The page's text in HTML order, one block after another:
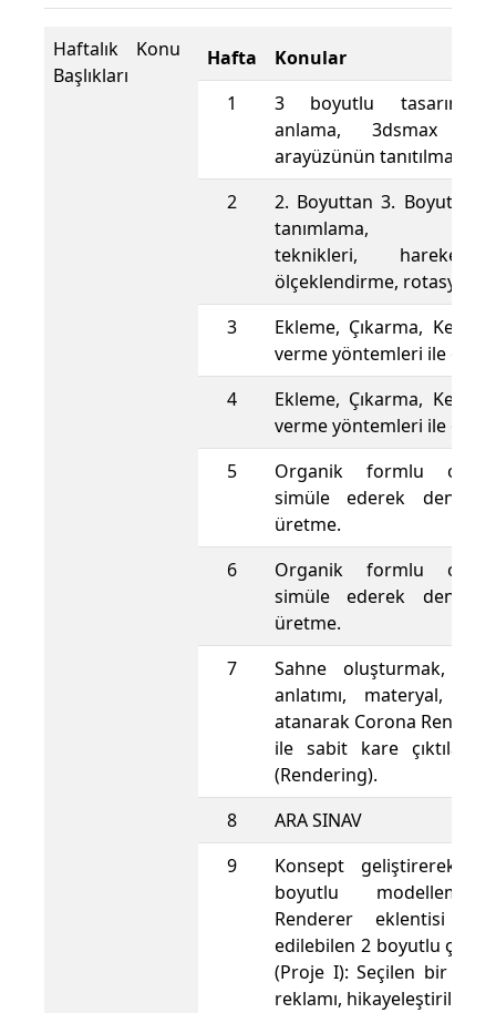
Haftalık Konu
Başlıkları
Hafta
Konular
1
3 boyutlu tasarım
anlama, 3dsmax
arayüzünün tanıtılması.
2
2. Boyuttan 3. Boyuta
tanımlama,
teknikleri, hareket
ölçeklendirme, rotasyon.
3
Ekleme, Çıkarma,
verme yöntemleri ile obje
4
Ekleme, Çıkarma,
verme yöntemleri ile obje
5
Organik formlu obje
simüle ederek
üretme.
6
Organik formlu obje
simüle ederek
üretme.
7
Sahne oluşturmak,
anlatımı, materyal,
atanarak Corona
ile sabit kare çıktıları
(Rendering).
8
ARA SINAV
9
Konsept geliştirerek
boyutlu modelleme,
Renderer eklentisi
edilebilen 2 boyutlu
(Proje I): Seçilen bir ürün
reklamı, hikayeleştirilmesi.